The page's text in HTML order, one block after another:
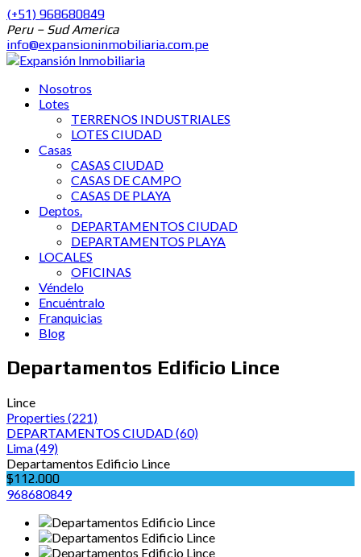
(+51) 968680849
Peru – Sud America
info@expansioninmobiliaria.com.pe
Nosotros
Lotes
TERRENOS INDUSTRIALES
LOTES CIUDAD
Casas
CASAS CIUDAD
CASAS DE CAMPO
CASAS DE PLAYA
Deptos.
DEPARTAMENTOS CIUDAD
DEPARTAMENTOS PLAYA
LOCALES
OFICINAS
Véndelo
Encuéntralo
Franquicias
Blog
Departamentos Edificio Lince
Lince
Properties (221)
DEPARTAMENTOS CIUDAD(60)
Lima(49)
Departamentos Edificio Lince
$112.000
968680849